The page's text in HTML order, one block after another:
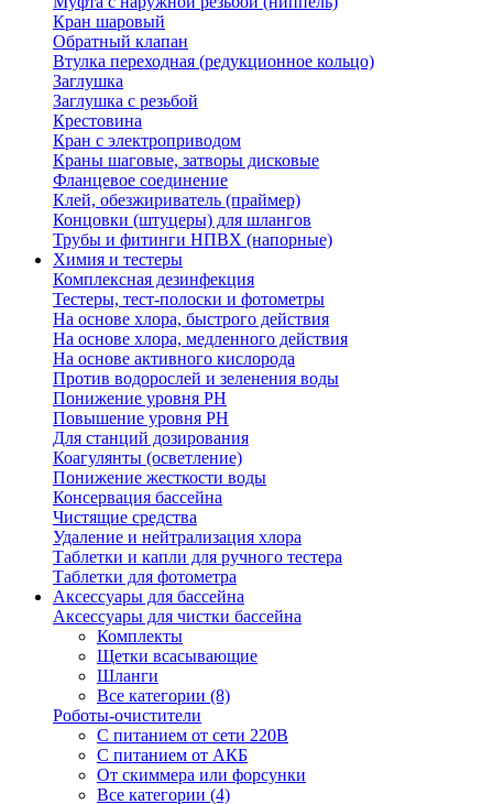
Кран шаровый
Обратный клапан
Втулка переходная (редукционное кольцо)
Заглушка
Заглушка с резьбой
Крестовина
Кран с электроприводом
Краны шаговые, затворы дисковые
Фланцевое соединение
Клей, обезжириватель (праймер)
Концовки (штуцеры) для шлангов
Трубы и фитинги НПВХ (напорные)
Химия и тестеры
Комплексная дезинфекция
Тестеры, тест-полоски и фотометры
На основе хлора, быстрого действия
На основе хлора, медленного действия
На основе активного кислорода
Против водорослей и зеленения воды
Понижение уровня РН
Повышение уровня РН
Для станций дозирования
Коагулянты (осветление)
Понижение жесткости воды
Консервация бассейна
Чистящие средства
Удаление и нейтрализация хлора
Таблетки и капли для ручного тестера
Таблетки для фотометра
Аксессуары для бассейна
Аксессуары для чистки бассейна
Комплекты
Щетки всасывающие
Шланги
Все категории (8)
Роботы-очистители
С питанием от сети 220В
С питанием от АКБ
От скиммера или форсунки
Все категории (4)